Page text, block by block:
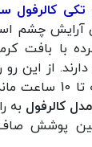
کالرفول
آرایش چشم
با بافت
از این
کالرفول به
پوشش